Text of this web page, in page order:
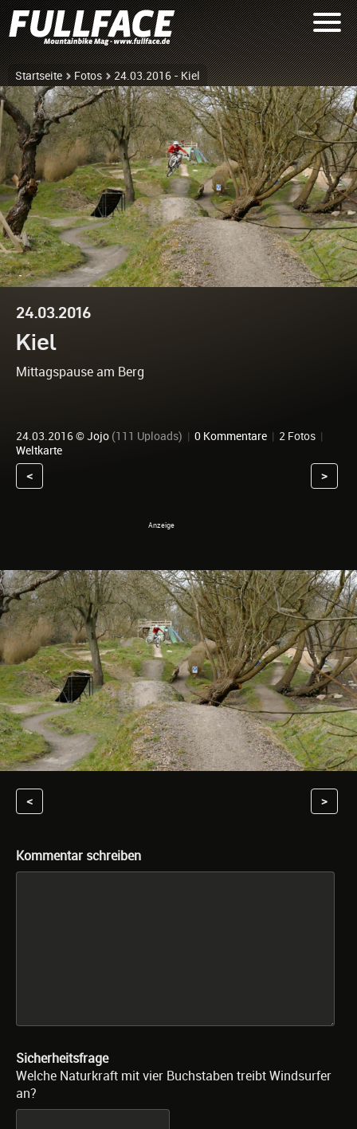
Startseite Fotos 24.03.2016 - Kiel
24.03.2016
Kiel
Mittagspause am Berg
24.03.2016 ©Jojo (111 Uploads) | 0 Kommentare | 2 Fotos |
Weltkarte
< >
< >
Kommentar schreiben
Sicherheitsfrage
Welche Naturkraft mit vier Buchstaben treibt Windsurfer
an?